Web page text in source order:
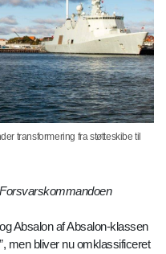
transformering fra støtteskibe til
Absalon af Absalon-klassen
men bliver nu omklassificeret